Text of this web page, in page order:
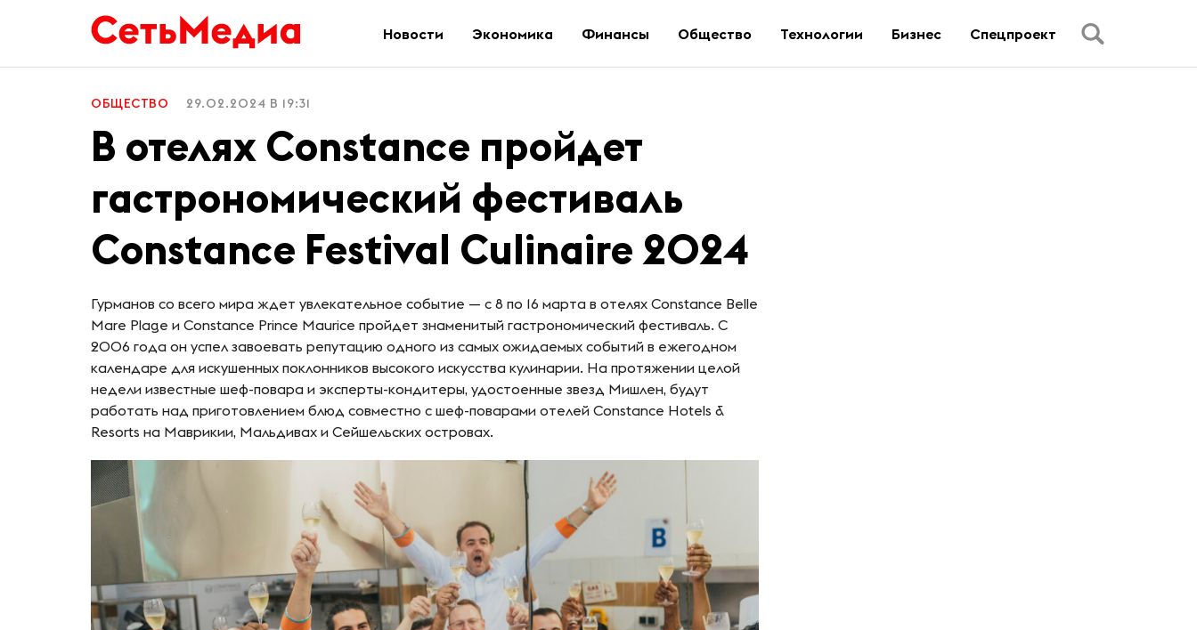
Новости Экономика Финансы Общество Технологии Бизнес Спецпроект
ОБЩЕСТВО 29.02.2024 В 19:31
В отелях Constance пройдет
гастрономический фестиваль
Constance Festival Culinaire 2024
Гурманов со всего мира ждет увлекательное событие — с 8 по 16 марта в отелях Constance Belle
Mare Plage и Constance Prince Maurice пройдет знаменитый гастрономический фестиваль. С
2006 года он успел завоевать репутацию одного из самых ожидаемых событий в ежегодном
календаре для искушенных поклонников высокого искусства кулинарии. На протяжении целой
недели известные шеф-повара и эксперты-кондитеры, удостоенные звезд Мишлен, будут
работать над приготовлением блюд совместно с шеф-поварами отелей Constance Hotels &
Resorts на Маврикии, Мальдивах и Сейшельских островах.